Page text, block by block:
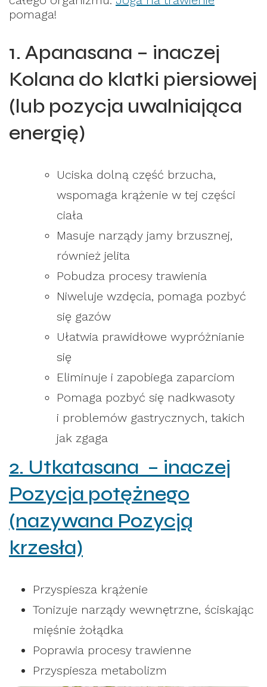
pomaga!
1. Apanasana – inaczej
Kolana do klatki piersiowej
(lub pozycja uwalniająca
energię)
Uciska dolną część brzucha,
wspomaga krążenie w tej części
ciała
Masuje narządy jamy brzusznej,
również jelita
Pobudza procesy trawienia
Niweluje wzdęcia, pomaga pozbyć
się gazów
Ułatwia prawidłowe wypróżnianie
się
Eliminuje i zapobiega zaparciom
Pomaga pozbyć się nadkwasoty
i problemów gastrycznych, takich
jak zgaga
2. Utkatasana – inaczej
Pozycja potężnego
(nazywana Pozycją
krzesła)
Przyspiesza krążenie
Tonizuje narządy wewnętrzne, ściskając
mięśnie żołądka
Poprawia procesy trawienne
Przyspiesza metabolizm